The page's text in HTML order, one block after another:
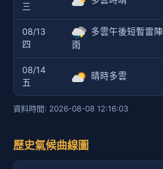
三
08/13
四
多雲午後短暫雷陣
雨
08/14
五
晴時多雲
資料時間: 2026-08-08 12:16:03
歷史氣候曲線圖